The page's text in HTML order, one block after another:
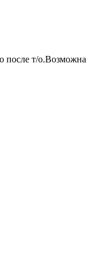
после т/о.Возможна